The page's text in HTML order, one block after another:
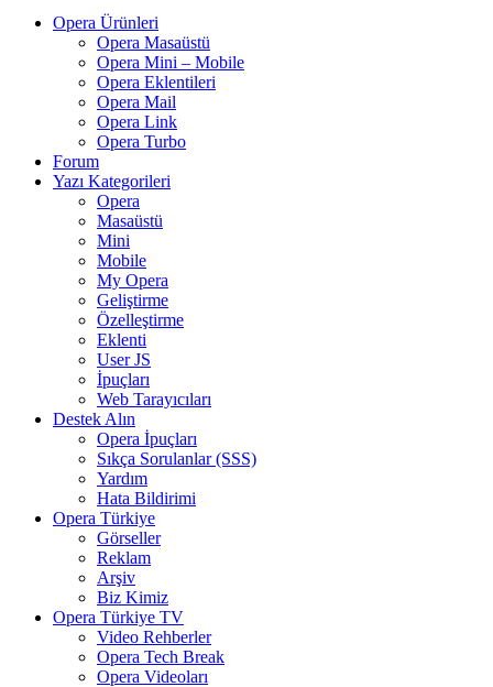
Opera Ürünleri
Opera Masaüstü
Opera Mini – Mobile
Opera Eklentileri
Opera Mail
Opera Link
Opera Turbo
Forum
Yazı Kategorileri
Opera
Masaüstü
Mini
Mobile
My Opera
Geliştirme
Özelleştirme
Eklenti
User JS
İpuçları
Web Tarayıcıları
Destek Alın
Opera İpuçları
Sıkça Sorulanlar (SSS)
Yardım
Hata Bildirimi
Opera Türkiye
Görseller
Reklam
Arşiv
Biz Kimiz
Opera Türkiye TV
Video Rehberler
Opera Tech Break
Opera Videoları